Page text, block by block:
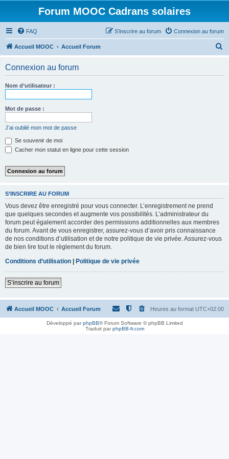
Forum MOOC Cadrans solaires
FAQ Connexion au forum
S’inscrire au forum
Accueil MOOC Accueil Forum
Connexion au forum
Nom d’utilisateur :
Mot de passe :
J’ai oublié mon mot de passe
Se souvenir de moi
Cacher mon statut en ligne pour cette session
S’INSCRIRE AU FORUM
Vous devez être enregistré pour vous connecter. L’enregistrement ne prend
que quelques secondes et augmente vos possibilités. L’administrateur du
forum peut également accorder des permissions additionnelles aux membres
du forum. Avant de vous enregistrer, assurez-vous d’avoir pris connaissance
de nos conditions d’utilisation et de notre politique de vie privée. Assurez-vous
de bien lire tout le règlement du forum.
Conditions d’utilisation | Politique de vie privée
S’inscrire au forum
Accueil MOOC Accueil Forum Heures au format UTC+02:00
Développé parphpBB® Forum Software © phpBB Limited
Traduit parphpBB-fr.com